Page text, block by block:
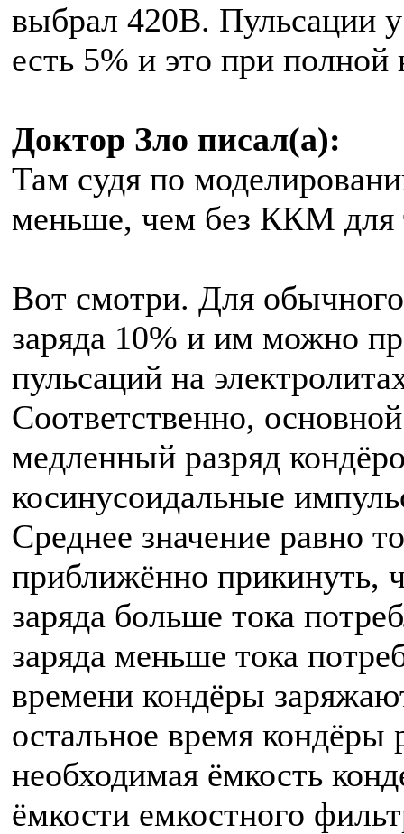
выбрал 420В. Пульсации
есть 5% и это при полной
Доктор Зло писал(а):
Там судя по
меньше, чем без ККМ
Вот смотри. Для
заряда 10% и им можно
пульсаций на
Соответственно,
медленный разряд
косинусоидальные
Среднее значение равно
приближённо прикинуть,
заряда больше тока
заряда меньше тока
времени кондёры
остальное время кондёры
необходимая ёмкость
ёмкости емкостного